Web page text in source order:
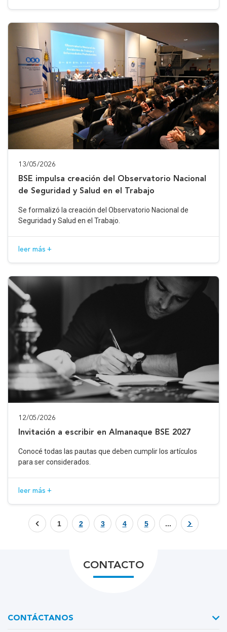
13/05/2026
BSE impulsa creación del Observatorio Nacional
de Seguridad y Salud en el Trabajo
Se formalizó la creación del Observatorio Nacional de
Seguridad y Salud en el Trabajo.
leer más +
12/05/2026
Invitación a escribir en Almanaque BSE 2027
Conocé todas las pautas que deben cumplir los artículos
para ser considerados.
leer más +
1 2 3 4 5 ...
CONTACTO
CONTÁCTANOS